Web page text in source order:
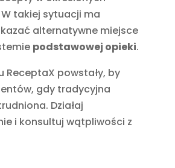
takiej sytuacji ma
alternatywne miejsce
podstawowej opieki.
ReceptaX powstały, by
gdy tradycyjna
Działaj
i konsultuj wątpliwości z